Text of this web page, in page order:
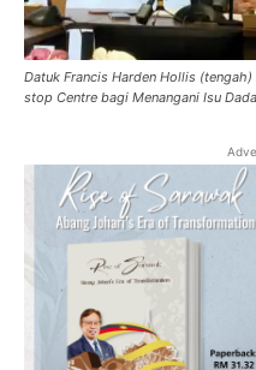
Datuk Francis Harden Hollis
stop Centre bagi Menangani Isu